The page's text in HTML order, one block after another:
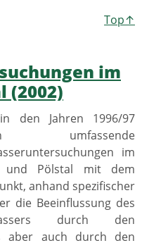
Top↑
im
(2002)
den Jahren 1996/97
umfassende
im
und Pölstal mit dem
anhand spezifischer
die Beeinflussung des
durch den
aber auch durch den